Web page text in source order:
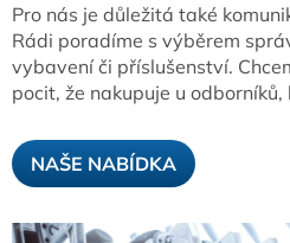
Pro nás je důležitá také
Rádi poradíme s výběrem
vybavení či příslušenství.
pocit, že nakupuje u odborníků,
NAŠE NABÍDKA